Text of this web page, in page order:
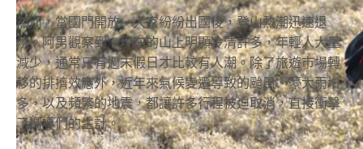
然而，當國門開放、大家紛紛出國後，登山熱潮迅速退
燒。阿男觀察到，現在的山上明顯冷清許多，年輕人大量
減少，通常只有週末假日才比較有人潮。除了旅遊市場轉
移的排擠效應外，近年來氣候變遷導致的颱風、豪大雨增
多，以及頻繁的地震，都讓許多行程被迫取消，直接衝擊
了嚮導們的生計。